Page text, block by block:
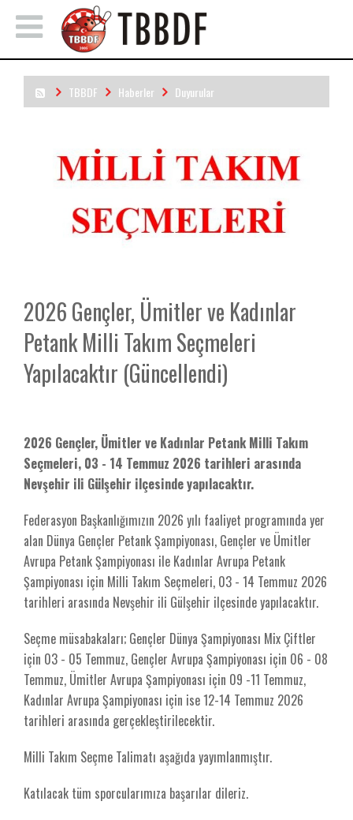
TBBDF Haberler
Duyurular
2026 Gençler, Ümitler ve Kadınlar
Petank Milli Takım Seçmeleri
Yapılacaktır (Güncellendi)
2026 Gençler, Ümitler ve Kadınlar Petank Milli Takım
Seçmeleri, 03 - 14 Temmuz 2026 tarihleri arasında
Nevşehir ili Gülşehir ilçesinde yapılacaktır.
Federasyon Başkanlığımızın 2026 yılı faaliyet programında yer
alan Dünya Gençler Petank Şampiyonası, Gençler ve Ümitler
Avrupa Petank Şampiyonası ile Kadınlar Avrupa Petank
Şampiyonası için Milli Takım Seçmeleri, 03 - 14 Temmuz 2026
tarihleri arasında Nevşehir ili Gülşehir ilçesinde yapılacaktır.
Seçme müsabakaları; Gençler Dünya Şampiyonası Mix Çiftler
için 03 - 05 Temmuz, Gençler Avrupa Şampiyonası için 06 - 08
Temmuz, Ümitler Avrupa Şampiyonası için 09 -11 Temmuz,
Kadınlar Avrupa Şampiyonası için ise 12-14 Temmuz 2026
tarihleri arasında gerçekleştirilecektir.
Milli Takım Seçme Talimatı aşağıda yayımlanmıştır.
Katılacak tüm sporcularımıza başarılar dileriz.